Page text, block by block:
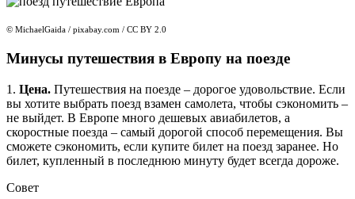
© MichaelGaida / pixabay.com / CC BY 2.0
Минусы путешествия в Европу на поезде
1. Цена. Путешествия на поезде – дорогое удовольствие. Если
вы хотите выбрать поезд взамен самолета, чтобы сэкономить –
не выйдет. В Европе много дешевых авиабилетов, а
скоростные поезда – самый дорогой способ перемещения. Вы
сможете сэкономить, если купите билет на поезд заранее. Но
билет, купленный в последнюю минуту будет всегда дороже.
Совет